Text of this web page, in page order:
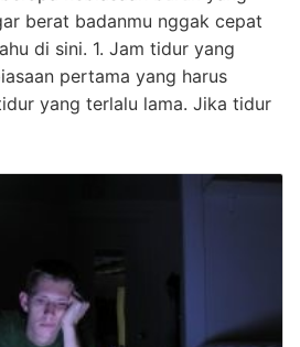
berat badanmu nggak cepat
di sini. 1. Jam tidur yang
pertama yang harus
yang terlalu lama. Jika tidur